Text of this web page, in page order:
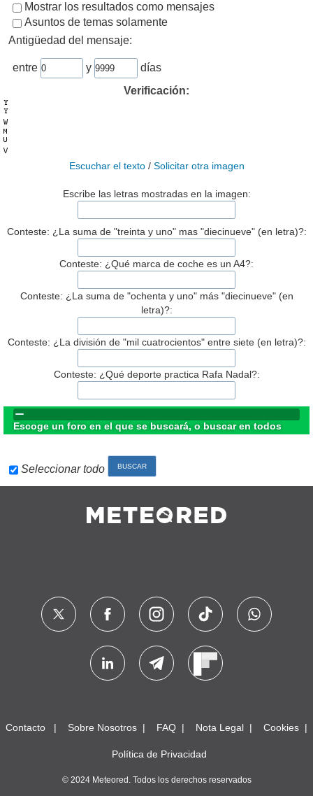
Mostrar los resultados como mensajes
Asuntos de temas solamente
Antigüedad del mensaje:
entre y
días
Verificación:
Escuchar el texto/ Solicitar otra imagen
Escribe las letras mostradas en la imagen:
Conteste: ¿La suma de "treinta y uno" mas "diecinueve" (en letra)?:
Conteste: ¿Qué marca de coche es un A4?:
Conteste: ¿La suma de "ochenta y uno" más "diecinueve" (en
letra)?:
Conteste: ¿La división de "mil cuatrocientos" entre siete (en letra)?:
Conteste: ¿Qué deporte practica Rafa Nadal?:
Escoge un foro en el que se buscará, o buscar en todos
Seleccionar todo
Contacto Sobre Nosotros FAQ Nota Legal Cookies
Política de Privacidad
© 2024 Meteored. Todos los derechos reservados